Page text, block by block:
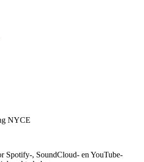
NYCE
Spotify-, SoundCloud- en YouTube-